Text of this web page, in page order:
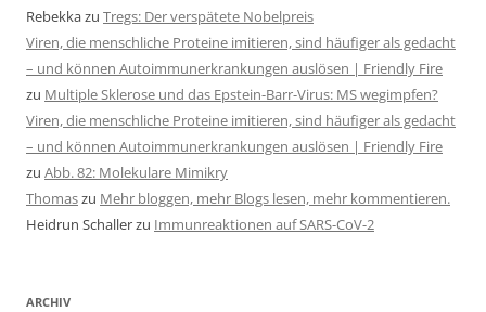
Rebekkazu Tregs: Der verspätete Nobelpreis
Viren, die menschliche Proteine imitieren, sind häufiger als gedacht
– und können Autoimmunerkrankungen auslösen | Friendly Fire
zu Multiple Sklerose und das Epstein-Barr-Virus: MS wegimpfen?
Viren, die menschliche Proteine imitieren, sind häufiger als gedacht
– und können Autoimmunerkrankungen auslösen | Friendly Fire
zu Abb. 82: Molekulare Mimikry
Thomaszu Mehr bloggen, mehr Blogs lesen, mehr kommentieren.
Heidrun Schallerzu Immunreaktionen auf SARS-CoV-2
ARCHIV